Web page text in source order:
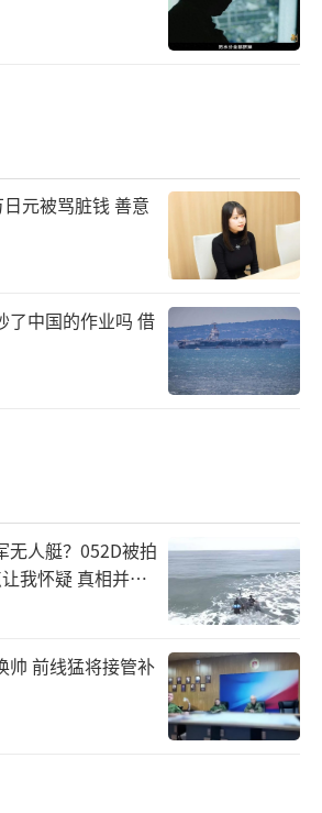
元被骂脏钱 善意
了中国的作业吗 借
无人艇？052D被拍
我怀疑 真相并非
帅 前线猛将接管补